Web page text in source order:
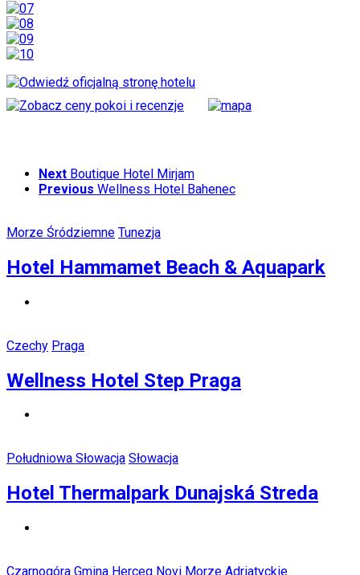
Next Boutique Hotel Mirjam
Previous Wellness Hotel Bahenec
Morze Śródziemne Tunezja
Hotel Hammamet Beach & Aquapark
Czechy Praga
Wellness Hotel Step Praga
Południowa Słowacja Słowacja
Hotel Thermalpark Dunajská Streda
Czarnogóra Gmina Herceg Novi Morze Adriatyckie